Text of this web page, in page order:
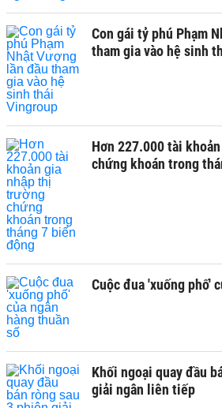
Con gái tỷ phú Phạm
tham gia vào hệ sinh
Hơn 227.000 tài
chứng khoán trong
Cuộc đua 'xuống phố'
Khối ngoại quay đầu
giải ngân liên tiếp